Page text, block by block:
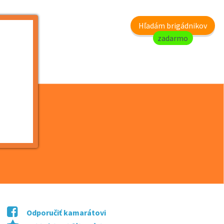
Hľadám brigádnikov
zadarmo
n...
Odporučiť kamarátovi